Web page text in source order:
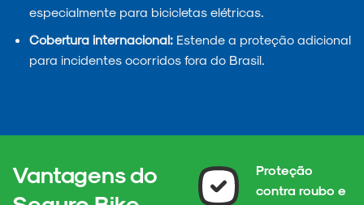
especialmente para bicicletas elétricas.
Cobertura internacional:Estende a proteção adicional
para incidentes ocorridos fora do Brasil.
Vantagens do
Proteção
contra roubo e